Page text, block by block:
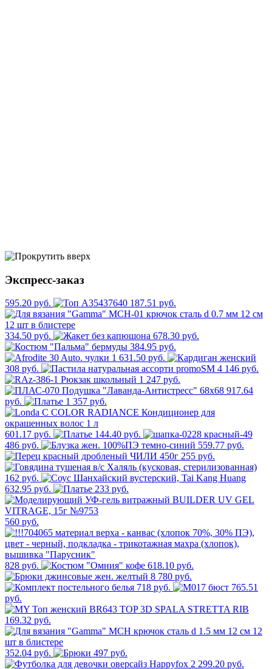
Экспресс-заказ
595.20 руб. 187.51 руб.
334.50 руб.
678.30 руб.
384.95 руб.
1 631.50 руб.
308 руб.
4 146 руб.
1 247 руб.
917.64
руб.
1 357 руб.
601.17 руб.
144.40 руб.
486 руб.
559.77 руб.
255 руб.
162 руб.
632.95 руб.
233 руб.
560 руб.
828 руб.
618.10 руб.
8 780 руб.
718 руб.
765.51
руб.
169.32 руб.
352.04 руб.
497 руб.
2 299.20 руб.